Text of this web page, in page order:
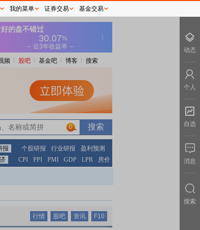
频 股吧 基金吧 博客 搜索
0
报 个股研报 行业研报
盈利预测
CPI PPI PMI GDP LPR 房价
行情 股吧 资讯 F10
我的菜单 证券交易 基金交易
动态
个人
自选
消息
搜索